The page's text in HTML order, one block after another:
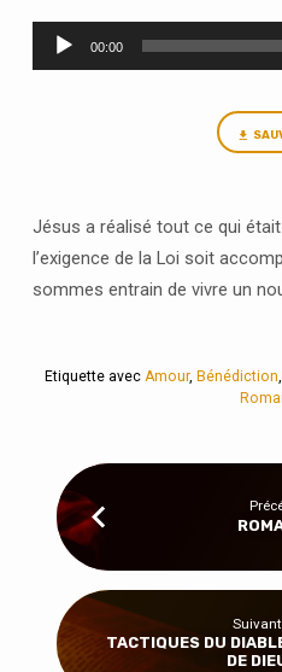
17
–
Lecteur
audio
00:00
Jésus a réalisé tout ce qui
l’exigence de la Loi soit
sommes entrain de vivre un
Etiquette avec Amour, Bénédiction,
Suivant
TACTIQUES DU
DE